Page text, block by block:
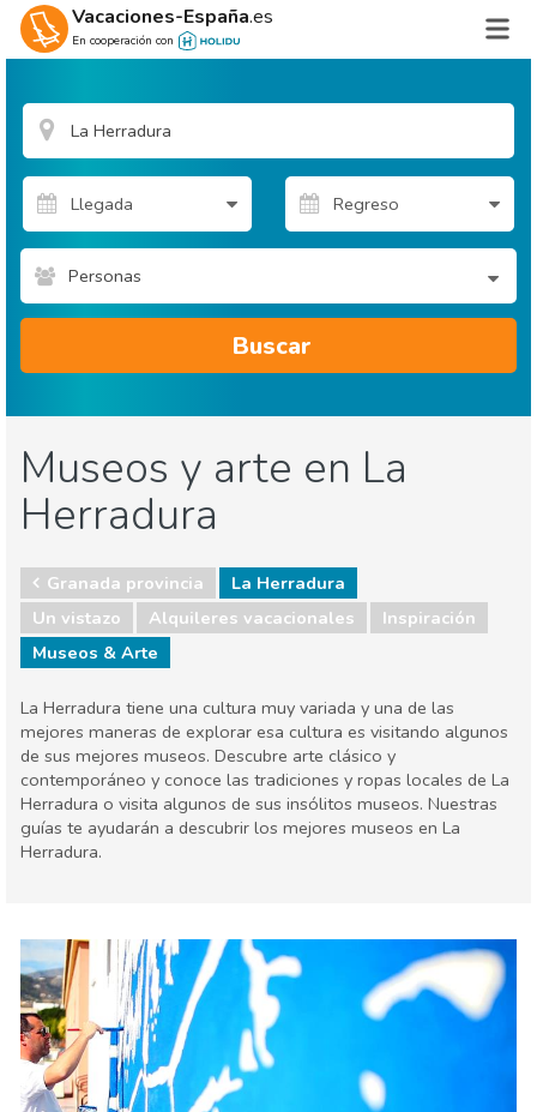
Vacaciones-España.es
En cooperación con
Personas
Buscar
Museos y arte en La
Herradura
Granada provincia
La Herradura
Un vistazo
Alquileres vacacionales
Inspiración
Museos & Arte
La Herradura tiene una cultura muy variada y una de las
mejores maneras de explorar esa cultura es visitando algunos
de sus mejores museos. Descubre arte clásico y
contemporáneo y conoce las tradiciones y ropas locales de La
Herradura o visita algunos de sus insólitos museos. Nuestras
guías te ayudarán a descubrir los mejores museos en La
Herradura.
Museos & Arte